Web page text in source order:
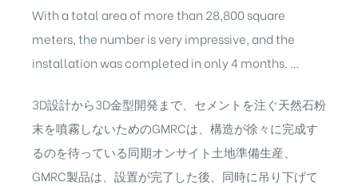
With a total area of more than 28,800 square
meters, the number is very impressive, and the
installation was completed in only 4 months. …
3D設計から3D金型開発まで、セメントを注ぐ天然石粉
末を噴霧しないためのGMRCは、構造が徐々に完成す
るのを待っている同期オンサイト土地準備生産、
GMRC製品は、設置が完了した後、同時に吊り下げて